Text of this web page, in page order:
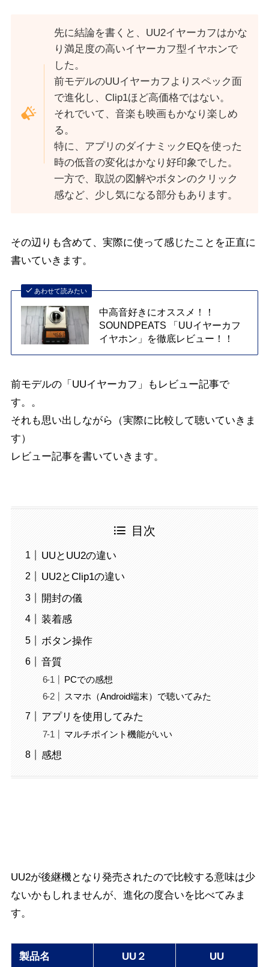
先に結論を書くと、UU2イヤーカフはかな
り満足度の高いイヤーカフ型イヤホンで
した。
前モデルのUUイヤーカフよりスペック面
で進化し、Clip1ほど高価格ではない。
それでいて、音楽も映画もかなり楽しめ
る。
特に、アプリのダイナミックEQを使った
時の低音の変化はかなり好印象でした。
一方で、取説の図解やボタンのクリック
感など、少し気になる部分もあります。
その辺りも含めて、実際に使って感じたことを正直に
書いていきます。
あわせて読みたい
中高音好きにオススメ！！
SOUNDPEATS 「UUイヤーカフ
イヤホン」を徹底レビュー！！
前モデルの「UUイヤーカフ」もレビュー記事で
す。。
それも思い出しながら（実際に比較して聴いていきま
す）
レビュー記事を書いていきます。
目次
UUとUU2の違い
UU2とClip1の違い
開封の儀
装着感
ボタン操作
音質
PCでの感想
スマホ（Android端末）で聴いてみた
アプリを使用してみた
マルチポイント機能がいい
感想
UU2が後継機となり発売されたので比較する意味は少
ないかもしれませんが、進化の度合いを比べてみま
す。
製品名 UU２ UU